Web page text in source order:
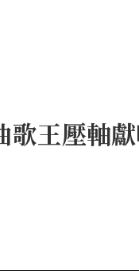
歌王壓軸